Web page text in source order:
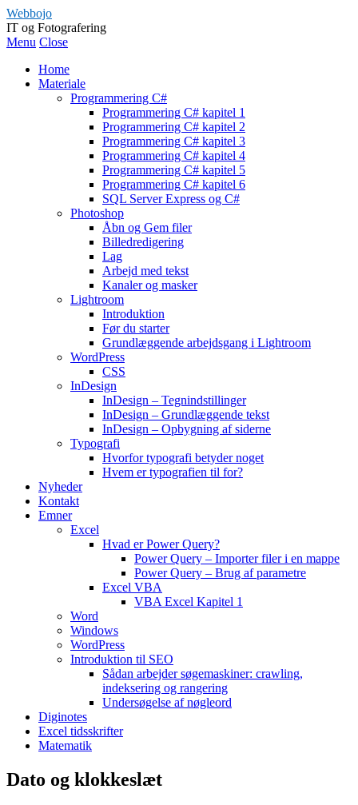
Webbojo
IT og Fotografering
Menu Close
Home
Materiale
Programmering C#
Programmering C# kapitel 1
Programmering C# kapitel 2
Programmering C# kapitel 3
Programmering C# kapitel 4
Programmering C# kapitel 5
Programmering C# kapitel 6
SQL Server Express og C#
Photoshop
Åbn og Gem filer
Billedredigering
Lag
Arbejd med tekst
Kanaler og masker
Lightroom
Introduktion
Før du starter
Grundlæggende arbejdsgang i Lightroom
WordPress
CSS
InDesign
InDesign – Tegnindstillinger
InDesign – Grundlæggende tekst
InDesign – Opbygning af siderne
Typografi
Hvorfor typografi betyder noget
Hvem er typografien til for?
Nyheder
Kontakt
Emner
Excel
Hvad er Power Query?
Power Query – Importer filer i en mappe
Power Query – Brug af parametre
Excel VBA
VBA Excel Kapitel 1
Word
Windows
WordPress
Introduktion til SEO
Sådan arbejder søgemaskiner: crawling,
indeksering og rangering
Undersøgelse af nøgleord
Diginotes
Excel tidsskrifter
Matematik
Dato og klokkeslæt